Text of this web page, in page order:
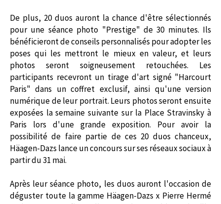
De plus, 20 duos auront la chance d'être sélectionnés
pour une séance photo "Prestige" de 30 minutes. Ils
bénéficieront de conseils personnalisés pour adopter les
poses qui les mettront le mieux en valeur, et leurs
photos seront soigneusement retouchées. Les
participants recevront un tirage d'art signé "Harcourt
Paris" dans un coffret exclusif, ainsi qu'une version
numérique de leur portrait. Leurs photos seront ensuite
exposées la semaine suivante sur la Place Stravinsky à
Paris lors d'une grande exposition. Pour avoir la
possibilité de faire partie de ces 20 duos chanceux,
Häagen-Dazs lance un concours sur ses réseaux sociaux à
partir du 31 mai.
Après leur séance photo, les duos auront l'occasion de
déguster toute la gamme Häagen-Dazs x Pierre Hermé